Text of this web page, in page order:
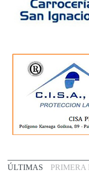
ÚLTIMAS PRIMERA
Div.